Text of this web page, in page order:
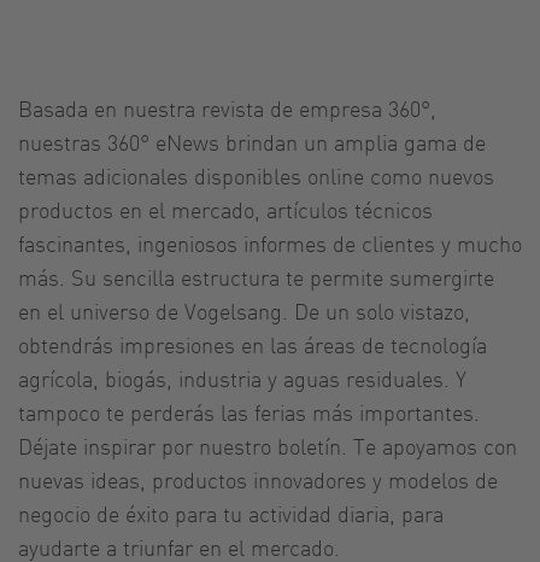
Basada en nuestra revista de empresa 360°,
nuestras 360° eNews brindan un amplia gama de
temas adicionales disponibles online como nuevos
productos en el mercado, artículos técnicos
fascinantes, ingeniosos informes de clientes y mucho
más. Su sencilla estructura te permite sumergirte
en el universo de Vogelsang. De un solo vistazo,
obtendrás impresiones en las áreas de tecnología
agrícola, biogás, industria y aguas residuales. Y
tampoco te perderás las ferias más importantes.
Déjate inspirar por nuestro boletín. Te apoyamos con
nuevas ideas, productos innovadores y modelos de
negocio de éxito para tu actividad diaria, para
ayudarte a triunfar en el mercado.